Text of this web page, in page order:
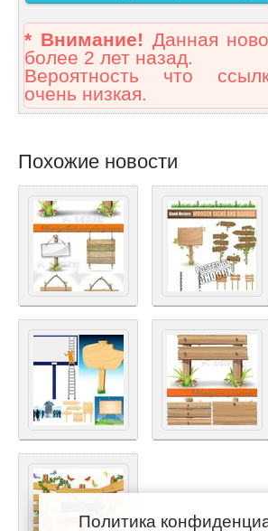
* Внимание! Данная
более 2 лет назад.
Вероятность что
очень низкая.
Похожие новости
Политика